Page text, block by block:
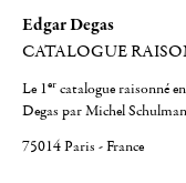
Edgar Degas
CATALOGUE
Le 1er catalogue raisonné
Degas par Michel
75014 Paris - France